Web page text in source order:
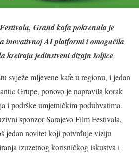
Grand kafa pokrenula je
inovativnoj AI platformi i omogućila
kreiraju jedinstveni dizajn šoljice
svježe mljevene kafe u regionu, i jedan
Grupe, ponovo je napravila korak
i podrške umjetničkim poduhvatima.
sponzor Sarajevo Film Festivala,
jedan novitet koji potvrđuje viziju
izuzetnog korisničkog iskustva i